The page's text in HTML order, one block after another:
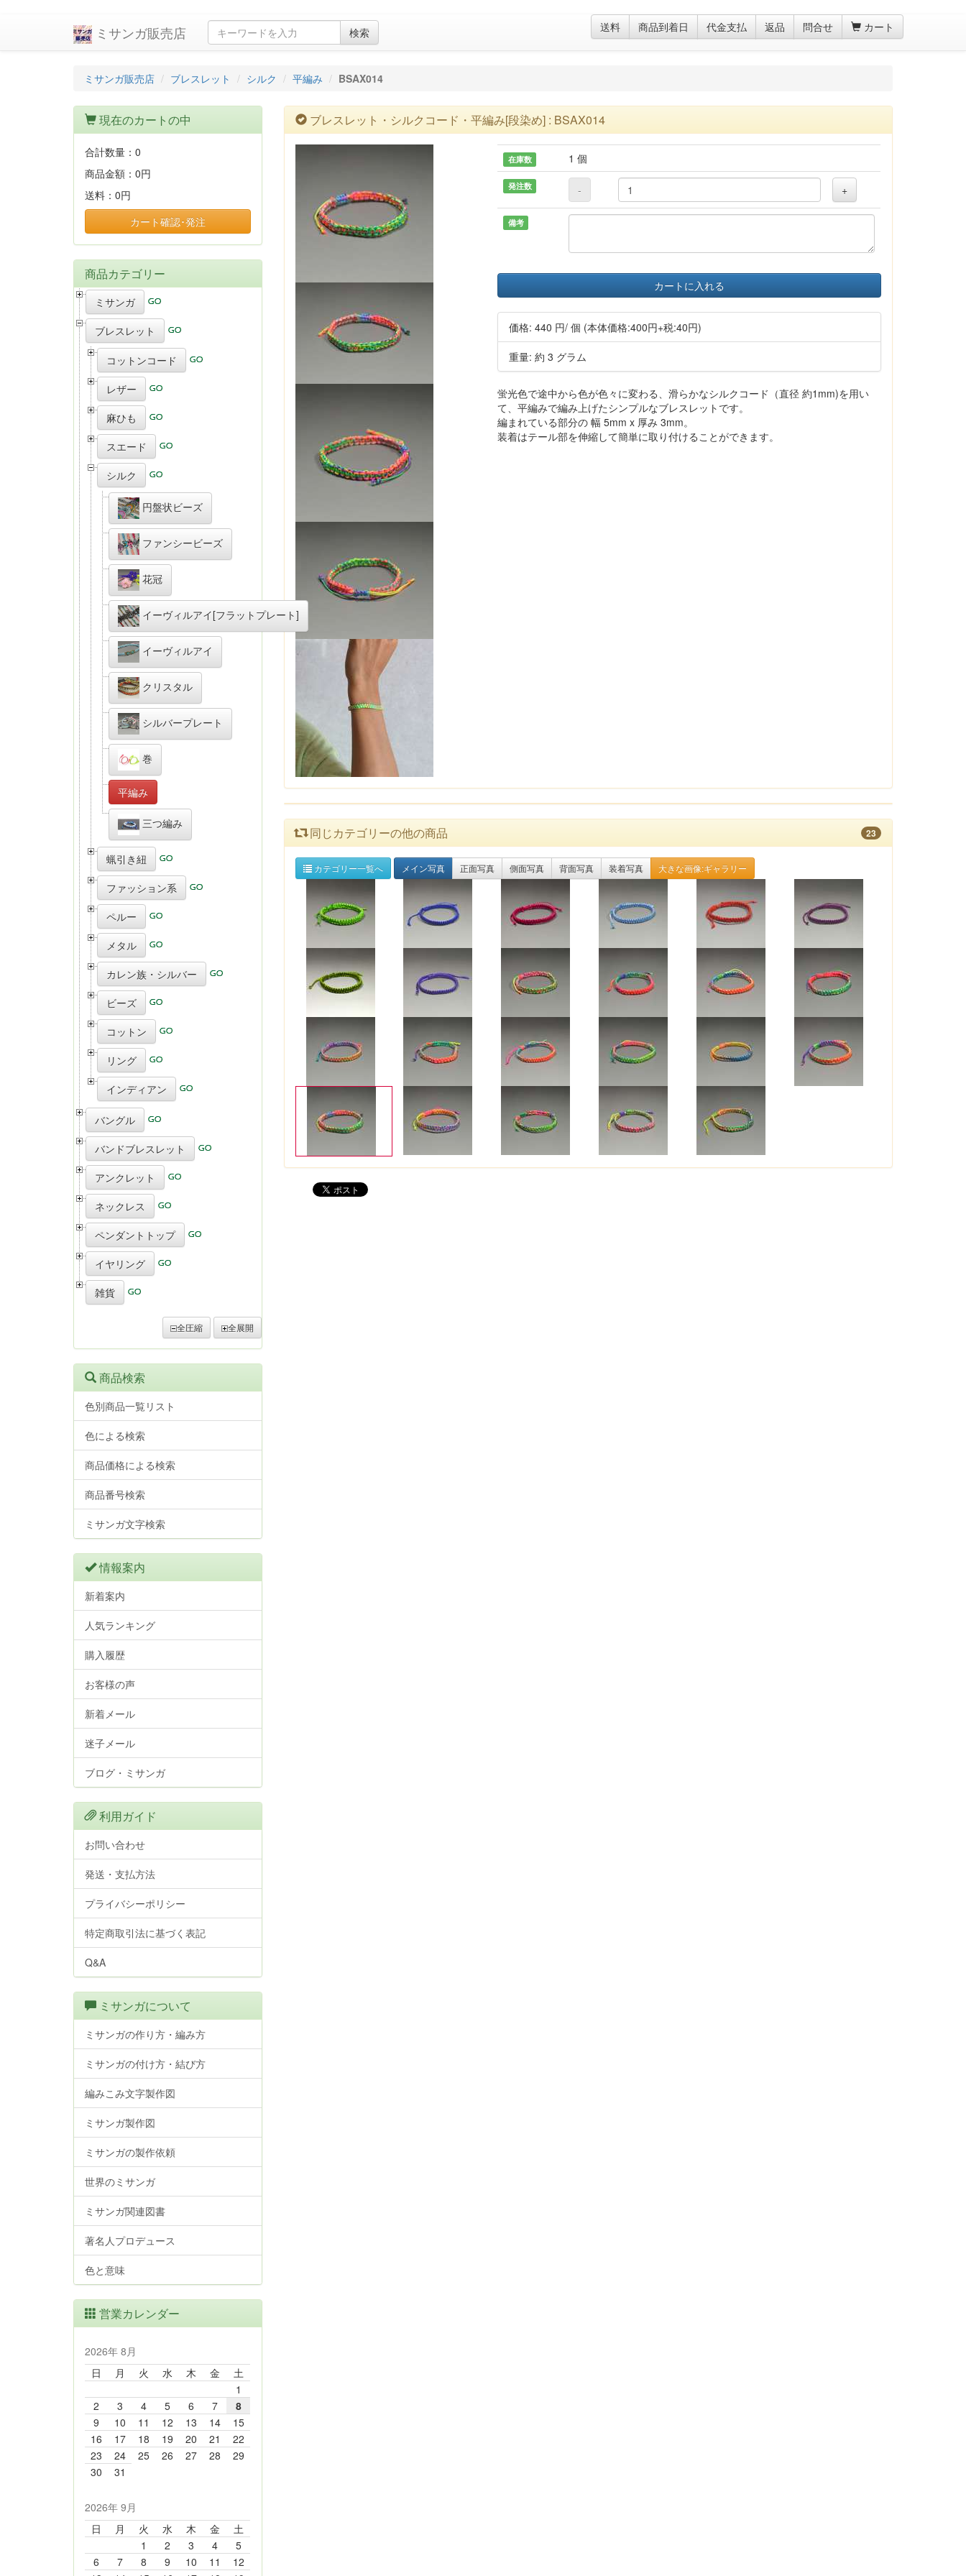
ミサンガ販売店 検索 送料 商品到着日 代金支払 返品 問合せ カート
ミサンガ販売店 ブレスレット シルク 平編み BSAX014
ブレスレット・シルクコード・平編み[段染め] : BSAX014
在庫数 1 個
発注数 - +
備考
カートに入れる
価格:440 円/ 個 (本体価格:400円+税:40円)
重量: 約 3 グラム
蛍光色で途中から色が色々に変わる、滑らかなシルクコード（直径 約1mm)を用い
て、平編みで編み上げたシンプルなブレスレットです。
編まれている部分の 幅 5mm x 厚み 3mm。
装着はテール部を伸縮して簡単に取り付けることができます。
同じカテゴリーの他の商品 23
カテゴリー一覧へ メイン写真 正面写真 側面写真 背面写真 装着写真 大きな画像:ギャラリー
現在のカートの中
合計数量： 0
商品金額： 0円
送料： 0円
カート確認･発注
商品カテゴリー
ミサンガ
ブレスレット
コットンコード
レザー
麻ひも
スエード
シルク
円盤状ビーズ
ファンシービーズ
花冠
イーヴィルアイ[フラットプレート]
イーヴィルアイ
クリスタル
シルバープレート
巻
平編み
三つ編み
蝋引き紐
ファッション系
ペルー
メタル
カレン族・シルバー
ビーズ
コットン
リング
インディアン
バングル
バンドブレスレット
アンクレット
ネックレス
ペンダントトップ
イヤリング
雑貨
全圧縮 全展開
商品検索
色別商品一覧リスト
色による検索
商品価格による検索
商品番号検索
ミサンガ文字検索
情報案内
新着案内
人気ランキング
購入履歴
お客様の声
新着メール
迷子メール
ブログ・ミサンガ
利用ガイド
お問い合わせ
発送・支払方法
プライバシーポリシー
特定商取引法に基づく表記
Q&A
ミサンガについて
ミサンガの作り方・編み方
ミサンガの付け方・結び方
編みこみ文字製作図
ミサンガ製作図
ミサンガの製作依頼
世界のミサンガ
ミサンガ関連図書
著名人プロデュース
色と意味
営業カレンダー
2026年 8月
日
月 火 水 木 金
土
1
2
3 4 5 6 7
8
9
10 11 12 13 14
15
16
17 18 19 20 21
22
23
24 25 26 27 28
29
30
31
2026年 9月
日
月 火 水 木 金
土
1
2 3 4
5
6
7 8 9 10 11
12